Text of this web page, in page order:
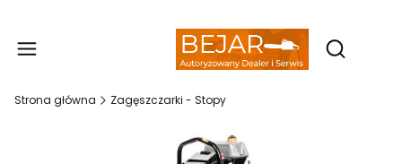
Otwórz
Strona główna Zagęszczarki - Stopy